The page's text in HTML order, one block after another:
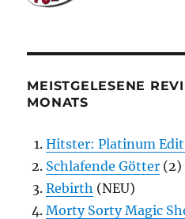
MEISTGELESENE
MONATS
Hitster: Platinum
Schlafende Götter (2)
Rebirth (NEU)
Morty Sorty Magic